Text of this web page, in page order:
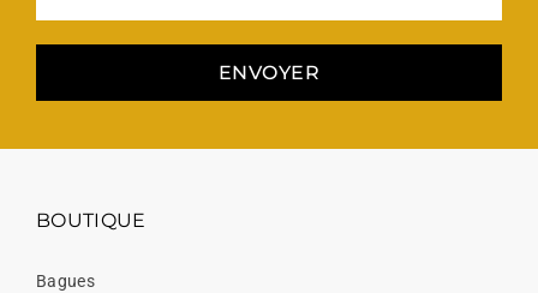
ENVOYER
BOUTIQUE
Bagues